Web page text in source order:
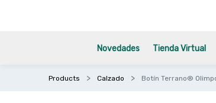
Novedades Tienda Virtual
Products Calzado Botín Terrano®